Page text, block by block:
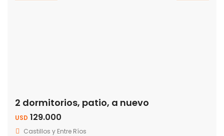
2 dormitorios, patio, a nuevo
USD 129.000
Castillos y Entre Ríos